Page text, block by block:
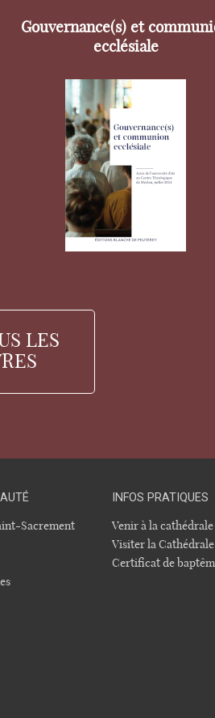
Gouvernance(s) et
ecclésiale
LES
Sacrement
INFOS PRATIQUES
Venir à la cathédrale
Visiter la
Certificat de